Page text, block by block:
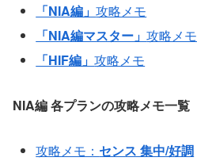
「NIA編」攻略メモ
「NIA編マスター」攻略メモ
「HIF編」攻略メモ
NIA編各プランの攻略メモ一覧
攻略メモ： センス 集中/好調